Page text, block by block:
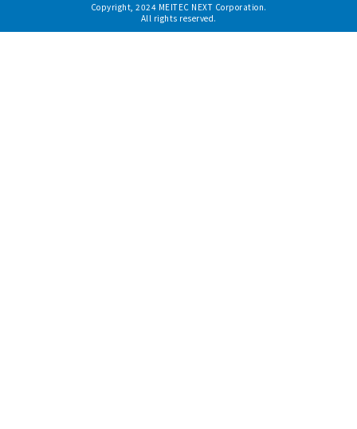
Copyright, 2024 MEITEC NEXT Corporation.
All rights reserved.